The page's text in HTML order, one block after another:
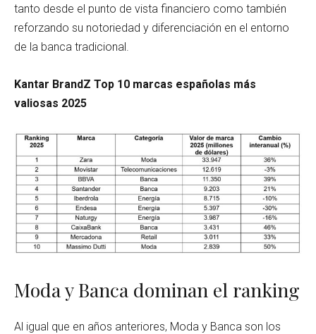
tanto desde el punto de vista financiero como también
reforzando su notoriedad y diferenciación en el entorno
de la banca tradicional.
Kantar BrandZ Top 10 marcas españolas más
valiosas 2025
Moda y Banca dominan el ranking
Al igual que en años anteriores, Moda y Banca son los